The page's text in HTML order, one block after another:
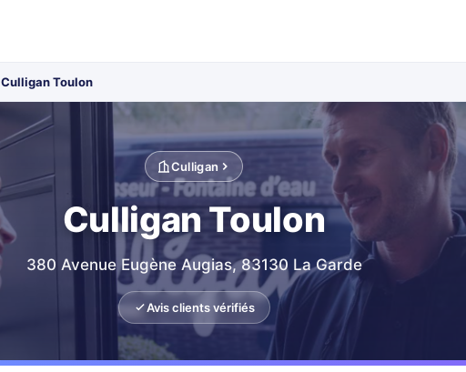
Culligan Toulon
Culligan
Culligan Toulon
380 Avenue Eugène Augias, 83130 La Garde
Avis clients vérifiés